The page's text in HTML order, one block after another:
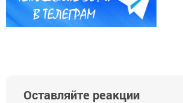
Оставляйте реакции